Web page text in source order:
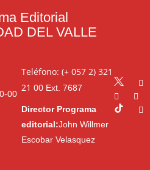
Editorial
DEL VALLE
00
Teléfono: (+ 057 2) 321
21 00Ext. 7687
Director Programa
editorial:John Willmer
Escobar Velasquez